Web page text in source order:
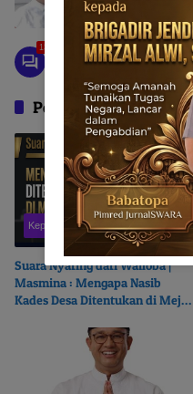
Jalan Peradaban
13
Pos Terkait
Kepulauan Sula
Suara Nyaring dari Wailoba |
Masmina : Mengapa Nasib
Kades Desa Ditentukan di Meja